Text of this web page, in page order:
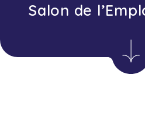
Salon de